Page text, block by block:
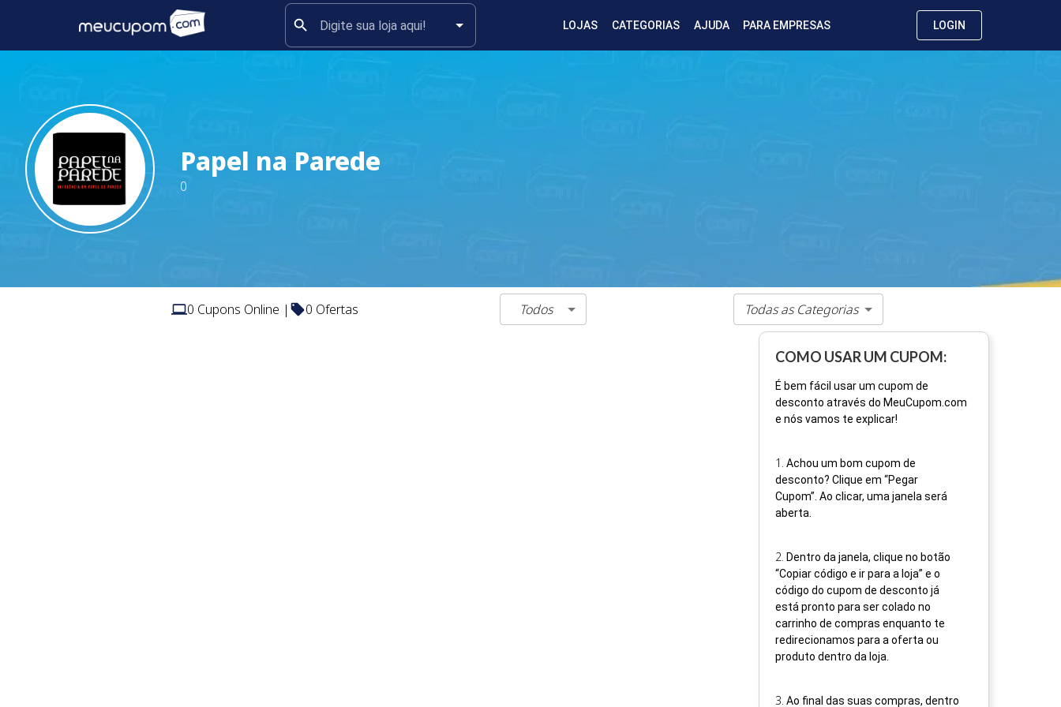
LOJAS CATEGORIAS AJUDA PARA EMPRESAS LOGIN
Papel na Parede
0
0 Cupons Online | 0 Ofertas Todos Todas as Categorias
COMO USAR UM CUPOM:
É bem fácil usar um cupom de
desconto através do MeuCupom.com
e nós vamos te explicar!
1 . Achou um bom cupom de
desconto? Clique em “Pegar
Cupom”. Ao clicar, uma janela será
aberta.
2. Dentro da janela, clique no botão
“Copiar código e ir para a loja” e o
código do cupom de desconto já
está pronto para ser colado no
carrinho de compras enquanto te
redirecionamos para a oferta ou
produto dentro da loja.
3. Ao final das suas compras, dentro